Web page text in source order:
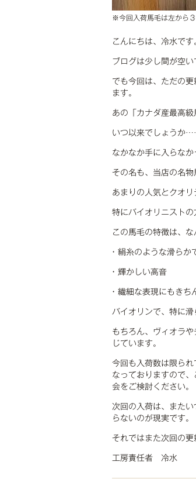
※今回入荷馬毛は左から
こんにちは、冷水です
ブログは少し間が空い
でも今回は、ただの
ます。
あの「カナダ産最高
いつ以来でしょうか
なかなか手に入らな
その名も、当店の名
あまりの人気とクオリ
特にバイオリニストの
この馬毛の特徴は、な
• 絹糸のような滑らか
• 輝かしい高音
• 繊細な表現にもきち
バイオリンで、特に滑
もちろん、ヴィオラ
じています。
今回も入荷数は限ら
なっておりますので
会をご検討ください。
次回の入荷は、また
らないのが現実です
それではまた次回の更
工房責任者 冷水